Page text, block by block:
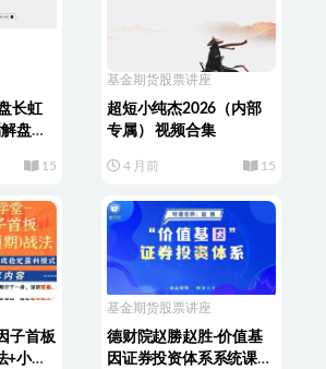
长虹
盘视
15
基金期货股票讲座
超短小纯杰2026（内部
专属） 视频合集
4 月前 15
子首板
+小班
基金期货股票讲座
德财院赵勝赵胜-价值基
因证券投资体系系统课